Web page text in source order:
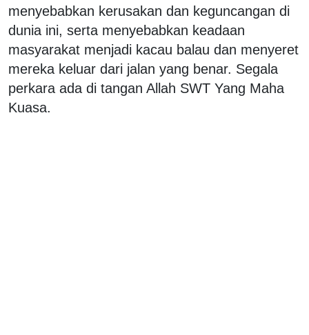
menyebabkan kerusakan dan keguncangan di
dunia ini, serta menyebabkan keadaan
masyarakat menjadi kacau balau dan menyeret
mereka keluar dari jalan yang benar. Segala
perkara ada di tangan Allah SWT Yang Maha
Kuasa.